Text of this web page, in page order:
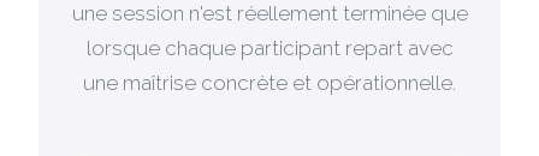
une session n'est réellement terminée que
lorsque chaque participant repart avec
une maîtrise concrète et opérationnelle.